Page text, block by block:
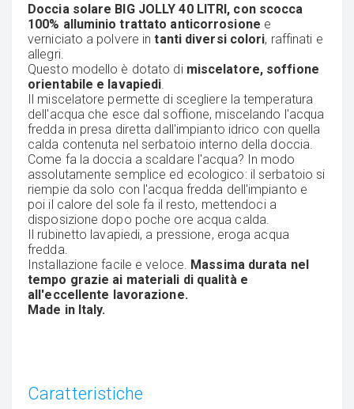
Doccia solare BIG JOLLY 40 LITRI, con scocca
100% alluminio trattato anticorrosione e
verniciato a polvere in tanti diversi colori, raffinati e
allegri.
Questo modello è dotato di miscelatore, soffione
orientabile e lavapiedi
Il miscelatore permette di scegliere la temperatura
dell'acqua che esce dal soffione, miscelando l'acqua
fredda in presa diretta dall'impianto idrico con quella
calda contenuta nel serbatoio interno della doccia.
Come fa la doccia a scaldare l'acqua? In modo
assolutamente semplice ed ecologico: il serbatoio si
riempie da solo con l'acqua fredda dell'impianto e
poi il calore del sole fa il resto, mettendoci a
disposizione dopo poche ore acqua calda.
Il rubinetto lavapiedi, a pressione, eroga acqua
fredda.
Installazione facile e veloce. Massima durata nel
tempo grazie ai materiali di qualità e
all'eccellente lavorazione.
Made in Italy.
Caratteristiche